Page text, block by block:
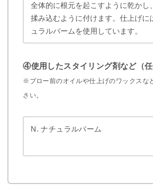
全体的に根元を起こすように乾かし
揉み込むように付けます。仕上げに
ュラルバームを使用しています。
④使用したスタイリング剤など（任
※ブロー前のオイルや仕上げのワックスな
さい。
N. ナチュラルバーム